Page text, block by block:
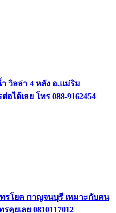
วิลล่า 4 หลัง อ.แม่ริม
ได้เลย โทร 088-9162454
รโยค กาญจนบุรี เหมาะกับคน
ยเลย 0810117012